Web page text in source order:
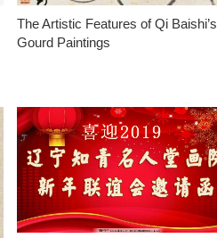
The Artistic Features of Qi Baishi’s
Gourd Paintings